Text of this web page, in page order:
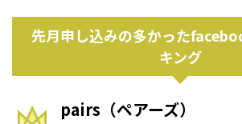
先月申し込みの多かった
キング
pairs（ペアーズ）